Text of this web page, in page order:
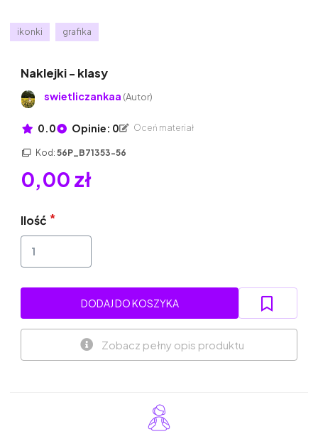
ikonki grafika
Naklejki - klasy
swietliczankaa (Autor)
0.0 Opinie: 0 Oceń materiał
Kod: 56P_B71353-56
0,00 zł
Ilość
DODAJ DO KOSZYKA
Zobacz pełny opis produktu